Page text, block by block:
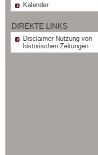
Kalender
DIREKTE LINKS
Disclaimer Nutzung von
historischen Zeitungen